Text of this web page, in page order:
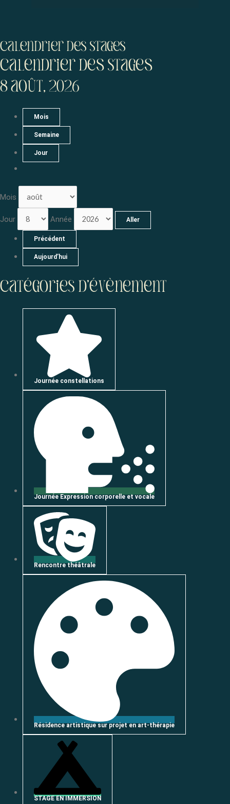
Calendrier des stages
Calendrier deS stageS
8 août, 2026
Mois
Semaine
Jour
Mois
Jour Année
Précédent
Aujourd’hui
Catégories d’évènement
Journée constellations
Journée Expression corporelle et vocale
Rencontre théâtrale
Résidence artistique sur projet en art-thérapie
STAGE EN IMMERSION